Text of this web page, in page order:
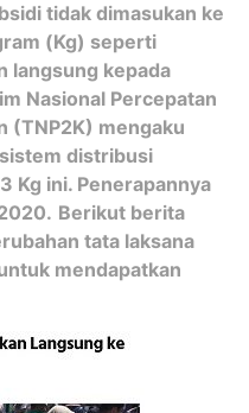
tidak dimasukan ke
(Kg) seperti
langsung kepada
Nasional Percepatan
(TNP2K) mengaku
distribusi
Kg ini. Penerapannya
Berikut berita
tata laksana
mendapatkan